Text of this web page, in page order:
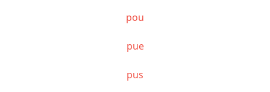
pou
pue
pus